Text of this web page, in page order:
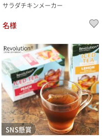
サラダチキンメーカー
名様
SNS懸賞